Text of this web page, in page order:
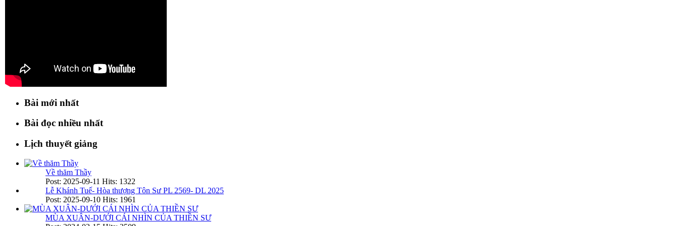
Bài mới nhất
Bài đọc nhiều nhất
Lịch thuyết giảng
Về thăm Thầy
Post: 2025-09-11 Hits: 1322
Lễ Khánh Tuế- Hòa thượng Tôn Sư PL 2569- DL 2025
Post: 2025-09-10 Hits: 1961
MÙA XUÂN-DƯỚI CÁI NHÌN CỦA THIỀN SƯ